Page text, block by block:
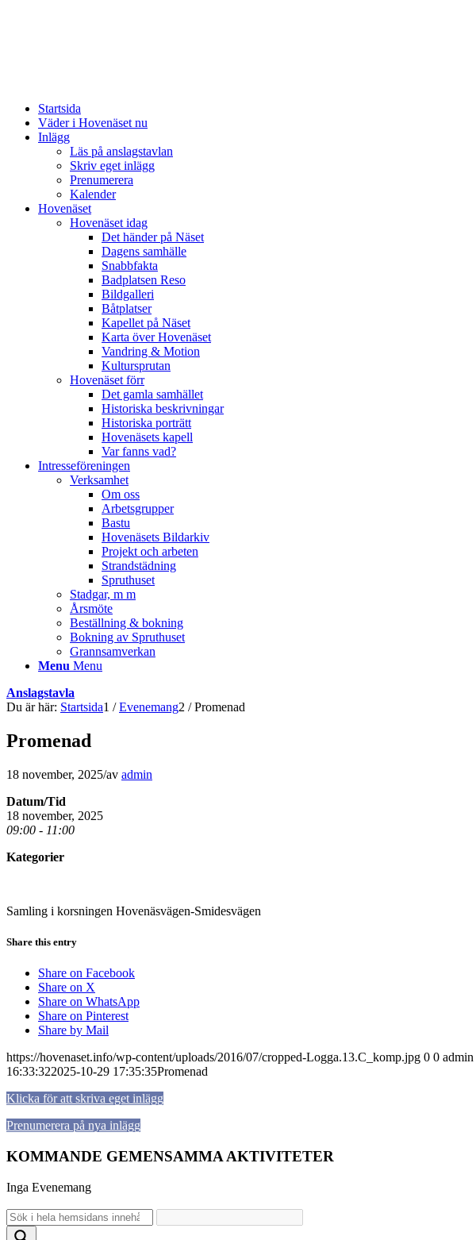
Startsida
Väder i Hovenäset nu
Inlägg
Läs på anslagstavlan
Skriv eget inlägg
Prenumerera
Kalender
Hovenäset
Hovenäset idag
Det händer på Näset
Dagens samhälle
Snabbfakta
Badplatsen Reso
Bildgalleri
Båtplatser
Kapellet på Näset
Karta över Hovenäset
Vandring & Motion
Kultursprutan
Hovenäset förr
Det gamla samhället
Historiska beskrivningar
Historiska porträtt
Hovenäsets kapell
Var fanns vad?
Intresseföreningen
Verksamhet
Om oss
Arbetsgrupper
Bastu
Hovenäsets Bildarkiv
Projekt och arbeten
Strandstädning
Spruthuset
Stadgar, m m
Årsmöte
Beställning & bokning
Bokning av Spruthuset
Grannsamverkan
Menu Menu
Anslagstavla
Du är här: Startsida1 / Evenemang2 / Promenad
Promenad
18 november, 2025/av admin
Datum/Tid
18 november, 2025
09:00 - 11:00
Kategorier
Samling i korsningen Hovenäsvägen-Smidesvägen
Share this entry
Share on Facebook
Share on X
Share on WhatsApp
Share on Pinterest
Share by Mail
https://hovenaset.info/wp-content/uploads/2016/07/cropped-Logga.13.C_komp.jpg 0 0 admin
16:33:322025-10-29 17:35:35Promenad
Klicka för att skriva eget inlägg
Prenumerera på nya inlägg
KOMMANDE GEMENSAMMA AKTIVITETER
Inga Evenemang